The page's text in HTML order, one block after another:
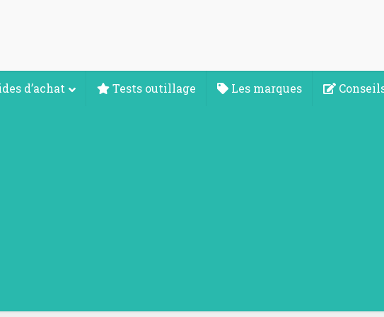
d’achat Tests outillage Les marques